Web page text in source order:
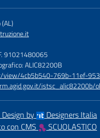
91021480065
ALIC82200B
view/4cb5b540-769b-11ef-
by
Designers Italia
con CMS
SCUOLASTICO